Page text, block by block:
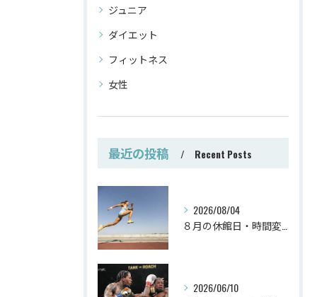
ジュニア
ダイエット
フィットネス
女性
最近の投稿 Recent Posts
2026/08/04
2026/06/10